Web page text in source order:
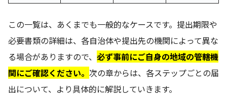
この一覧は、あくまでも一般的なケースです。提出期限や
必要書類の詳細は、各自治体や提出先の機関によって異な
る場合がありますので、 必ず事前にご自身の地域の管轄機
関にご確認ください。 次の章からは、各ステップごとの届
出について、より具体的に解説していきます。